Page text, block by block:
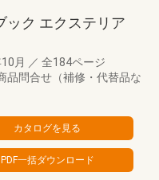
ック エクステリア
月 ／ 全184ページ
品問合せ（補修・代替品な